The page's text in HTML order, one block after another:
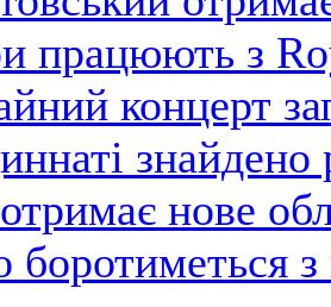
працюють з
концерт
знайдено
нове
боротиметься з